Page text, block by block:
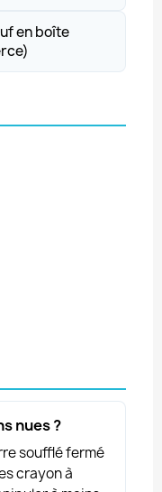
en boîte
nues ?
soufflé fermé
crayon à